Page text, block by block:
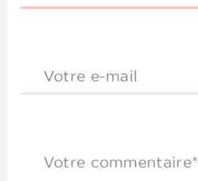
Votre e-mail
Votre commentaire*